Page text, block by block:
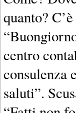
quanto?
centro
consulenza
saluti”.